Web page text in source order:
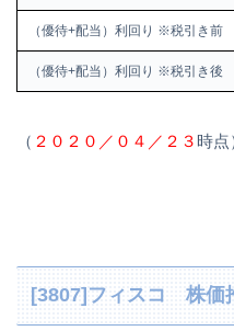
（優待+配当）利回り ※税引き前
（優待+配当）利回り ※税引き後
（ ２０２０／０４／２３時点
[3807]フィスコ 株価